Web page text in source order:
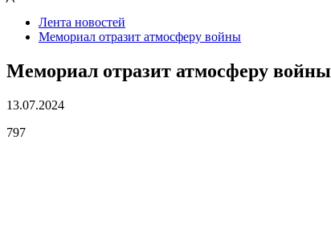
Лента новостей
Мемориал отразит атмосферу войны
Мемориал отразит атмосферу войны
13.07.2024
797